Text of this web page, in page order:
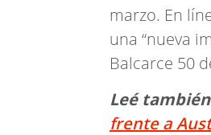
marzo. En
una “nueva
Balcarce 50
Leé
frente a